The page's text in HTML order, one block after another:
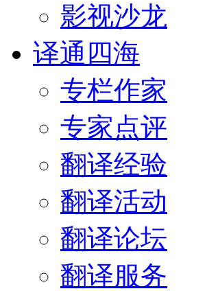
影视沙龙
译通四海
专栏作家
专家点评
翻译经验
翻译活动
翻译论坛
翻译服务